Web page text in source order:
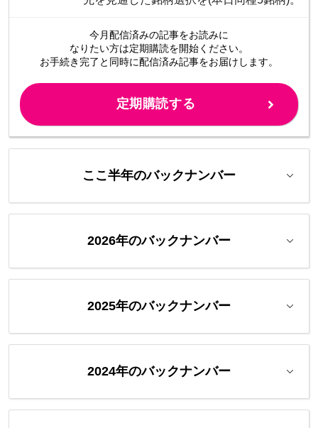
今月配信済みの記事をお読みに
なりたい方は定期購読を開始ください。
お手続き完了と同時に配信済み記事をお届けします。
定期購読する
ここ半年のバックナンバー
2026年のバックナンバー
2025年のバックナンバー
2024年のバックナンバー